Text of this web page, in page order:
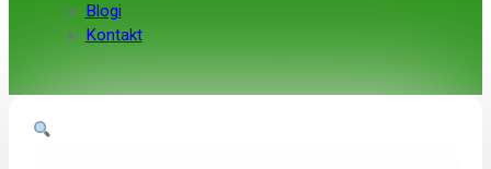
Blogi
Kontakt